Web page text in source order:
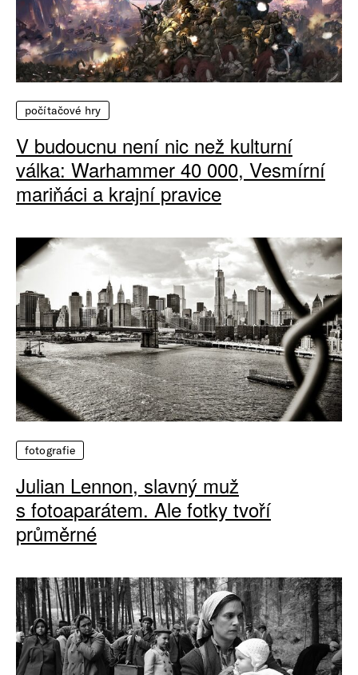
počítačové hry
V budoucnu není nic než kulturní
válka: Warhammer 40 000, Vesmírní
mariňáci a krajní pravice
fotografie
Julian Lennon, slavný muž
s fotoaparátem. Ale fotky tvoří
průměrné